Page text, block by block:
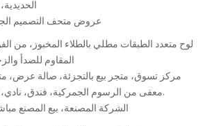
عروض متحف التصميم
لوح متعدد الطبقات مطلي بالطلاء المخبوز، من
المقاوم للصدأ
مركز تسوق، متجر بيع بالتجزئة، صالة عرض،
معفى من الرسوم الجمركية، فندق، نادي، إلخ.
الشركة المصنعة، بيع المصنع